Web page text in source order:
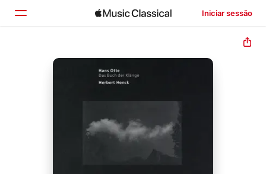
Iniciar sessão
Início